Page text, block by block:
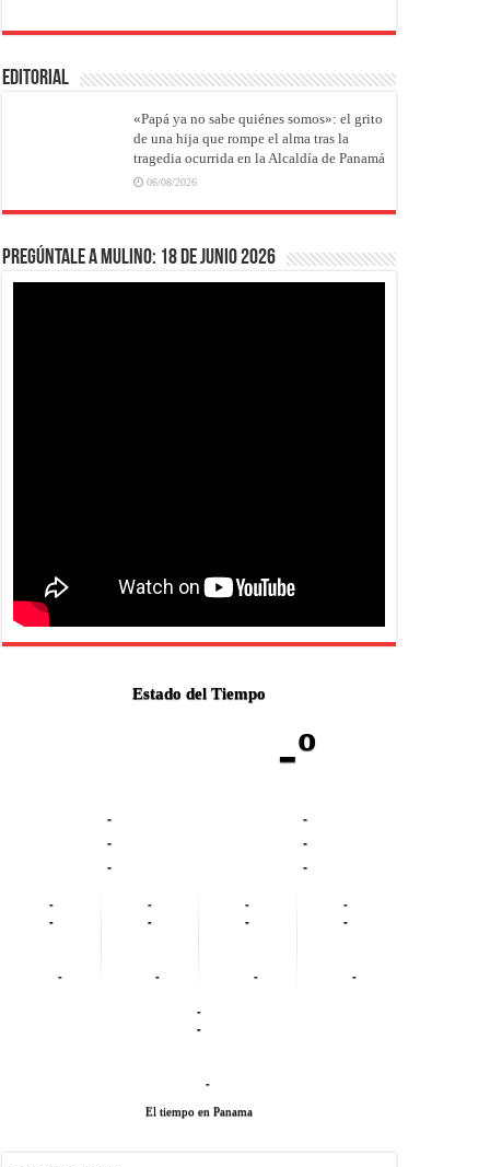
EDITORIAL
«Papá ya no sabe quiénes somos»: el grito
de una hija que rompe el alma tras la
tragedia ocurrida en la Alcaldía de Panamá
06/08/2026
Pregúntale a Mulino: 18 de junio 2026
Estado del Tiempo
-º
-
-
-
-
-
-
-
-
-
-
-
-
-
-
-
-
-
-
-
-
-
El tiempo en Panama